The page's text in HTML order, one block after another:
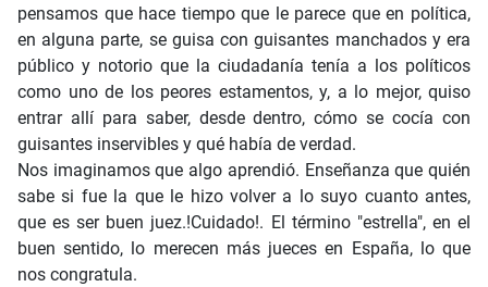
pensamos que hace tiempo que le parece que en política,
en alguna parte, se guisa con guisantes manchados y era
público y notorio que la ciudadanía tenía a los políticos
como uno de los peores estamentos, y, a lo mejor, quiso
entrar allí para saber, desde dentro, cómo se cocía con
guisantes inservibles y qué había de verdad.
Nos imaginamos que algo aprendió. Enseñanza que quién
sabe si fue la que le hizo volver a lo suyo cuanto antes,
que es ser buen juez.!Cuidado!. El término "estrella", en el
buen sentido, lo merecen más jueces en España, lo que
nos congratula.